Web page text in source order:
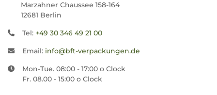
Marzahner Chaussee 158-164
12681 Berlin
Tel: +49 30 346 49 21 00
Email: info@bft-verpackungen.de
Mon-Tue. 08:00 - 17:00 o Clock
Fr. 08.00 - 15:00 o Clock